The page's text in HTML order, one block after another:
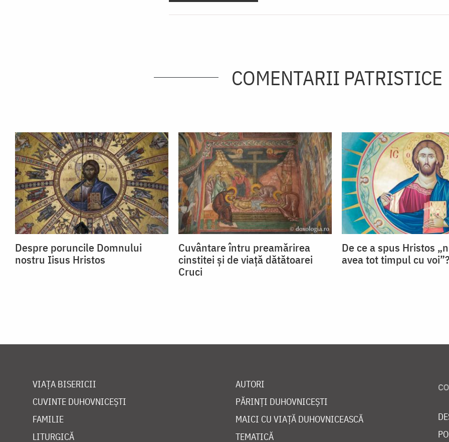
COMENTARII PATRISTICE
Despre poruncile Domnului
nostru Iisus Hristos
Cuvântare întru preamărirea
cinstitei și de viață dătătoarei
Cruci
De ce a spus Hristos
avea tot timpul cu voi”?
VIAȚA BISERICII
CUVINTE DUHOVNICEȘTI
FAMILIE
LITURGICĂ
AUTORI
PĂRINȚI DUHOVNICEȘTI
MAICI CU VIAȚĂ DUHOVNICEASCĂ
TEMATICĂ